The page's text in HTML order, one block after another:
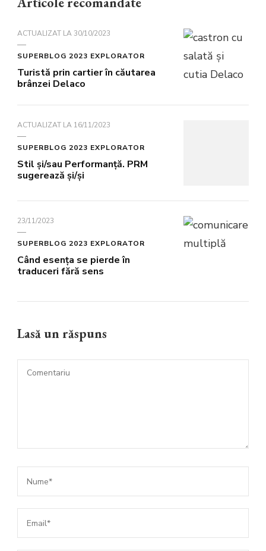
ACTUALIZAT LA 30/10/2023
SUPERBLOG 2023 EXPLORATOR
Turistă prin cartier în căutarea
brânzei Delaco
ACTUALIZAT LA 16/11/2023
SUPERBLOG 2023 EXPLORATOR
Stil și/sau Performanță. PRM
sugerează și/și
23/11/2023
SUPERBLOG 2023 EXPLORATOR
Când esența se pierde în
traduceri fără sens
Lasă un răspuns